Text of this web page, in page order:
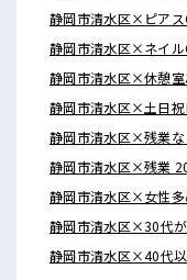
静岡市清水区×ピアス
静岡市清水区×ネイル
静岡市清水区×休憩室
静岡市清水区×土日祝
静岡市清水区×残業な
静岡市清水区×残業
静岡市清水区×女性多
静岡市清水区×30代
静岡市清水区×40代